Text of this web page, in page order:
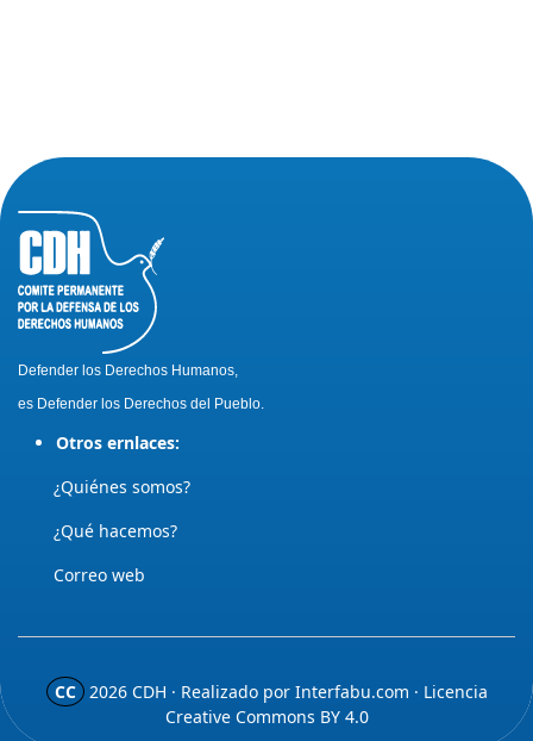
Defender los Derechos Humanos,
es Defender los Derechos del Pueblo.
Otros ernlaces:
¿Quiénes somos?
¿Qué hacemos?
Correo web
CC 2026CDH · Realizado por Interfabu.com · Licencia
Creative Commons BY 4.0